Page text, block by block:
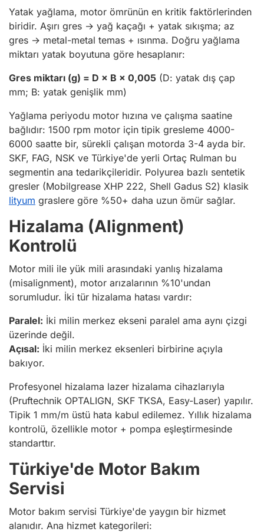
Yatak yağlama, motor ömrünün en kritik faktörlerinden
biridir. Aşırı gres → yağ kaçağı + yatak sıkışma; az
gres → metal-metal temas + ısınma. Doğru yağlama
miktarı yatak boyutuna göre hesaplanır:
Gres miktarı (g) = D × B × 0,005 (D: yatak dış çap
mm; B: yatak genişlik mm)
Yağlama periyodu motor hızına ve çalışma saatine
bağlıdır: 1500 rpm motor için tipik gresleme 4000-
6000 saatte bir, sürekli çalışan motorda 3-4 ayda bir.
SKF, FAG, NSK ve Türkiye'de yerli Ortaç Rulman bu
segmentin ana tedarikçileridir. Polyurea bazlı sentetik
gresler (Mobilgrease XHP 222, Shell Gadus S2) klasik
lityum graslere göre %50+ daha uzun ömür sağlar.
Hizalama (Alignment)
Kontrolü
Motor mili ile yük mili arasındaki yanlış hizalama
(misalignment), motor arızalarının %10'undan
sorumludur. İki tür hizalama hatası vardır:
Paralel: İki milin merkez ekseni paralel ama aynı çizgi
üzerinde değil.
Açısal: İki milin merkez eksenleri birbirine açıyla
bakıyor.
Profesyonel hizalama lazer hizalama cihazlarıyla
(Pruftechnik OPTALIGN, SKF TKSA, Easy-Laser) yapılır.
Tipik 1 mm/m üstü hata kabul edilemez. Yıllık hizalama
kontrolü, özellikle motor + pompa eşleştirmesinde
standarttır.
Türkiye'de Motor Bakım
Servisi
Motor bakım servisi Türkiye'de yaygın bir hizmet
alanıdır. Ana hizmet kategorileri: